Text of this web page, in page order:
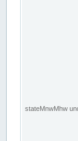
stateMnwMhw